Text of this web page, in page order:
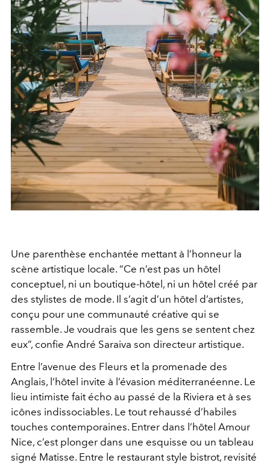
Une parenthèse enchantée mettant à l’honneur la
scène artistique locale. “Ce n’est pas un hôtel
conceptuel, ni un boutique-hôtel, ni un hôtel créé par
des stylistes de mode. Il s’agit d’un hôtel d’artistes,
conçu pour une communauté créative qui se
rassemble. Je voudrais que les gens se sentent chez
eux”, confie André Saraiva son directeur artistique.
Entre l’avenue des Fleurs et la promenade des
Anglais, l’hôtel invite à l’évasion méditerranéenne. Le
lieu intimiste fait écho au passé de la Riviera et à ses
icônes indissociables. Le tout rehaussé d’habiles
touches contemporaines. Entrer dans l’hôtel Amour
Nice, c’est plonger dans une esquisse ou un tableau
signé Matisse. Entre le restaurant style bistrot, revisité